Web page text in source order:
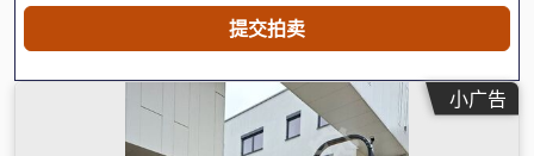
提交拍卖
小广告